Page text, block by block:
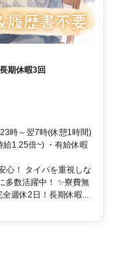
期休暇3回
時～翌7時(休憩1時間)
1.25倍~) ・有給休暇
心！ タイパを重視しな
多数活躍中！ ✨寮費無
週休2日！長期休暇...